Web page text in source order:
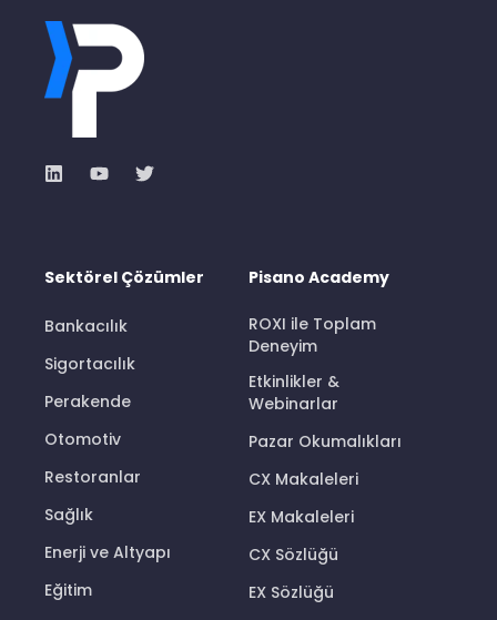
Sektörel Çözümler
Bankacılık
Sigortacılık
Perakende
Otomotiv
Restoranlar
Sağlık
Enerji ve Altyapı
Eğitim
Pisano Academy
ROXI ile Toplam
Deneyim
Etkinlikler &
Webinarlar
Pazar Okumalıkları
CX Makaleleri
EX Makaleleri
CX Sözlüğü
EX Sözlüğü